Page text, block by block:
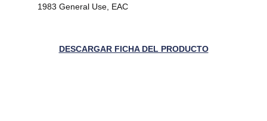
1983 General Use, EAC
DESCARGAR FICHA DEL PRODUCTO